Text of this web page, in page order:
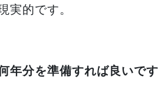
実的です。
年分を準備すれば良いです